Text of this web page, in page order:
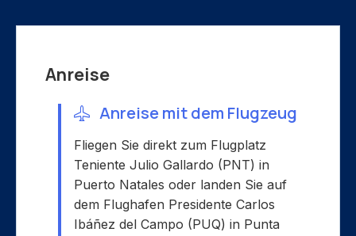
Anreise
Anreise mit dem Flugzeug
Fliegen Sie direkt zum Flugplatz
Teniente Julio Gallardo (PNT) in
Puerto Natales oder landen Sie auf
dem Flughafen Presidente Carlos
Ibáñez del Campo (PUQ) in Punta